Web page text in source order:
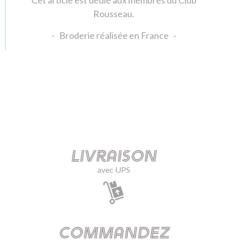
Rousseau.
- Broderie réalisée en France -
Livraison
avec UPS
Commandez